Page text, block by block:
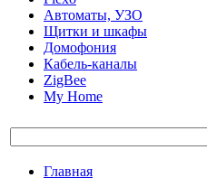
Автоматы, УЗО
Щитки и шкафы
Домофония
Кабель-каналы
ZigBee
My Home
Главная